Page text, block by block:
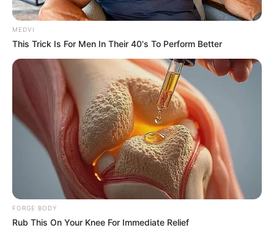
How They Made Little Simba Look So Lifelike in 'The
Lion King'
BRAINBERRIES
MEDVI
This Trick Is For Men In Their 40's To Perform Better
FORGE BODY
Rub This On Your Knee For Immediate Relief